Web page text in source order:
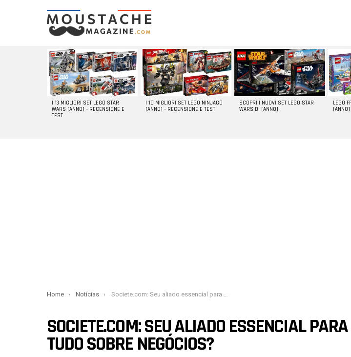
LATEST
STORIES
I 13 MIGLIORI SET LEGO STAR
WARS [ANNO] – RECENSIONE E
TEST
I 10 MIGLIORI SET LEGO NINJAGO
[ANNO] – RECENSIONE E TEST
SCOPRI I NUOVI SET LEGO STAR
WARS DI [ANNO]
LEGO
[ANNO]
You are here:
Home Notícias Societe.com: Seu aliado essencial para saber tudo sobre negócios?
SOCIETE.COM: SEU ALIADO ESSENCIAL
TUDO SOBRE NEGÓCIOS?